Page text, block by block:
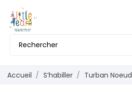
Accueil S’habiller Turban